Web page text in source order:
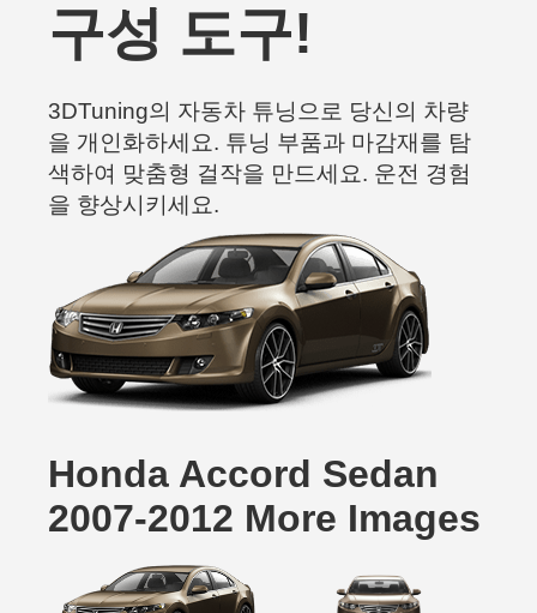
구성 도구!
3DTuning의 자동차 튜닝으로 당신의 차량
을 개인화하세요. 튜닝 부품과 마감재를 탐
색하여 맞춤형 걸작을 만드세요. 운전 경험
을 향상시키세요.
Honda Accord Sedan
2007-2012 More Images